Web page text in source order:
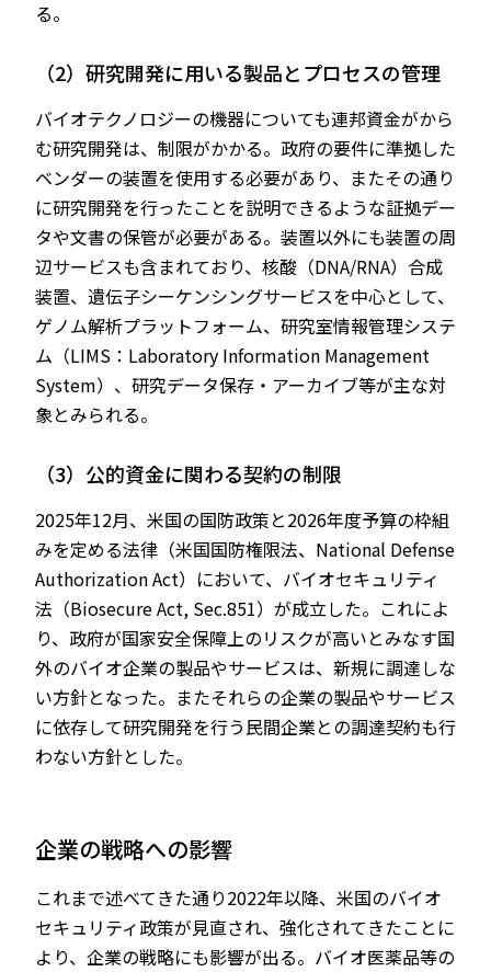
る。
（2）研究開発に用いる製品とプロセスの管理
バイオテクノロジーの機器についても連邦資金がから
む研究開発は、制限がかかる。政府の要件に準拠した
ベンダーの装置を使用する必要があり、またその通り
に研究開発を行ったことを説明できるような証拠デー
タや文書の保管が必要がある。装置以外にも装置の周
辺サービスも含まれており、核酸（DNA/RNA）合成
装置、遺伝子シーケンシングサービスを中心として、
ゲノム解析プラットフォーム、研究室情報管理システ
ム（LIMS：Laboratory Information Management
System）、研究データ保存・アーカイブ等が主な対
象とみられる。
（3）公的資金に関わる契約の制限
2025年12月、米国の国防政策と2026年度予算の枠組
みを定める法律（米国国防権限法、National Defense
Authorization Act）において、バイオセキュリティ
法（Biosecure Act, Sec.851）が成立した。これによ
り、政府が国家安全保障上のリスクが高いとみなす国
外のバイオ企業の製品やサービスは、新規に調達しな
い方針となった。またそれらの企業の製品やサービス
に依存して研究開発を行う民間企業との調達契約も行
わない方針とした。
企業の戦略への影響
これまで述べてきた通り2022年以降、米国のバイオ
セキュリティ政策が見直され、強化されてきたことに
より、企業の戦略にも影響が出る。バイオ医薬品等の